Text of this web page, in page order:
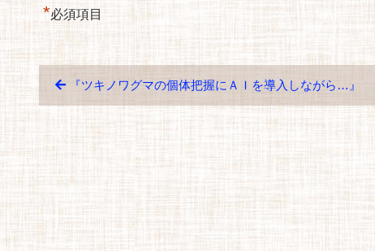
*必須項目
『ツキノワグマの個体把握にＡＩを導入しながら…』